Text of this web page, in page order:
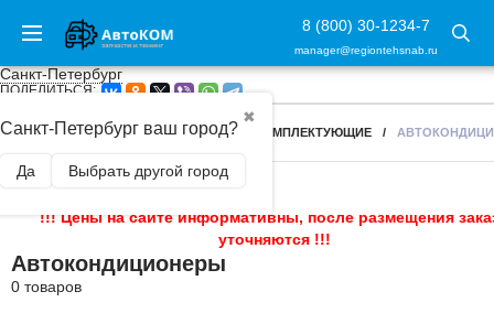
8 (800) 30-1234-7
manager@regiontehsnab.ru
Санкт-Петербург
✖
Санкт-Петербург ваш город?
Да Выбрать другой город
ПОДЕЛИТЬСЯ:
ГЛАВНАЯ / АВТОКОНДИЦИОНЕРЫ И КОМПЛЕКТУЮЩИЕ /
!!! Цены на сайте информативны, после размещения
уточняются !!!
Автокондиционеры
0 товаров